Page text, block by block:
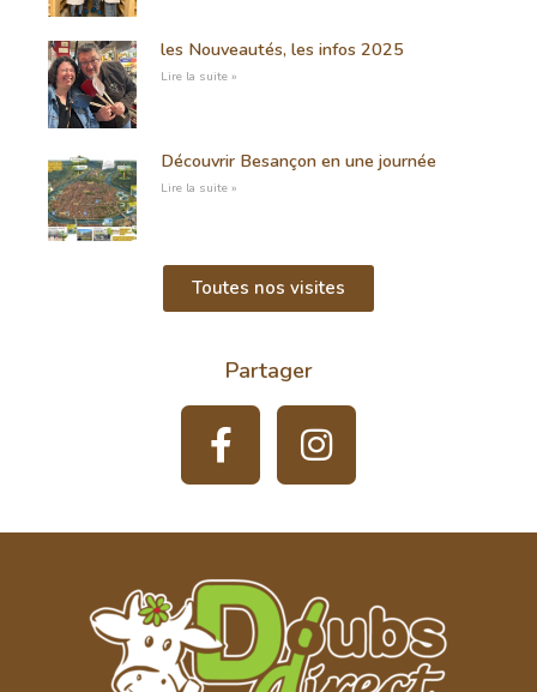
les Nouveautés, les infos 2025
Lire la suite »
Découvrir Besançon en une journée
Lire la suite »
Toutes nos visites
Partager